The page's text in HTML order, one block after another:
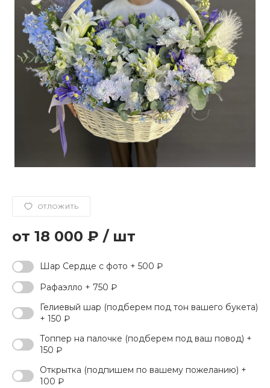
ОТЛОЖИТЬ
18 000 ₽ / шт
Шар Сердце с фото + 500 ₽
Рафаэлло + 750 ₽
Гелиевый шар (подберем под тон вашего букета)
+ 150 ₽
Топпер на палочке (подберем под ваш повод) +
150 ₽
Открытка (подпишем по вашему пожеланию) +
100 ₽